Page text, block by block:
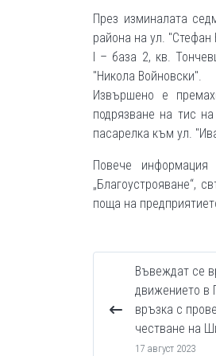
През изминалата
района на ул.
I – база 2, кв.
"Никола Войновски".
Извършено е
подрязване на тис
пасарелка към ул.
Повече
„Благоустрояване“,
поща на
Въвеждат се
движението в
връзка с
честване на
17 август 2023